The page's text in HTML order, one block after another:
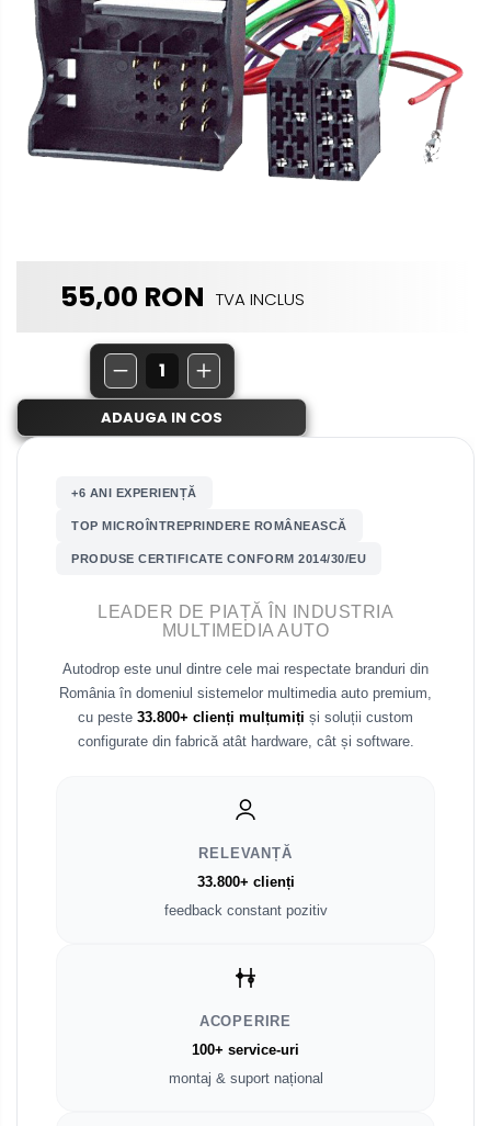
Opel
Dacia
Peugeot
Chevrolet
Suzuki
Land Rover
multimedia
Conectică
Auto
Lumini
ambientale
55,00 RON TVA INCLUS
+6 ANI EXPERIENȚĂ
TOP MICROÎNTREPRINDERE ROMÂNEASCĂ
PRODUSE CERTIFICATE CONFORM 2014/30/EU
LEADER DE PIAȚĂ ÎN INDUSTRIA
MULTIMEDIA AUTO
Autodrop este unul dintre cele mai respectate branduri din
România în domeniul sistemelor multimedia auto premium,
cu peste 33.800+ clienți mulțumiți și soluții custom
configurate din fabrică atât hardware, cât și software.
RELEVANȚĂ
33.800+ clienți
feedback constant pozitiv
ACOPERIRE
100+ service-uri
montaj & suport național
ADAUGA IN COS